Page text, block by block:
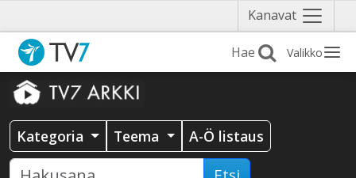
Kanavat Näytä
valikko
Valikko
Kategoria Teema A-Ö listaus